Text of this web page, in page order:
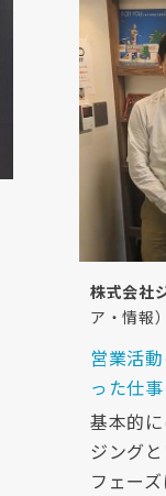
株式会社
ア・情報）
営業活
った仕
基本的
ジング
フェー